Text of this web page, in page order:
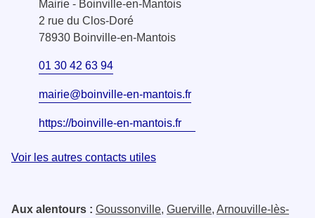
Mairie - Boinville-en-Mantois
2 rue du Clos-Doré
78930 Boinville-en-Mantois
01 30 42 63 94
mairie@boinville-en-mantois.fr
https://boinville-en-mantois.fr
Voir les autres contacts utiles
Aux alentours : Goussonville, Guerville, Arnouville-lès-